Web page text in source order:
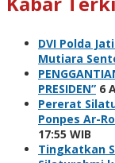
DVI Polda
Mutiara
PRESIDEN” 6
Pererat
Ponpes Ar-
17:55 WIB
Tingkatkan